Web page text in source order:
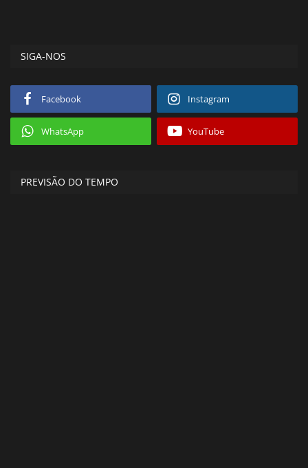
SIGA-NOS
Facebook Instagram
WhatsApp YouTube
PREVISÃO DO TEMPO